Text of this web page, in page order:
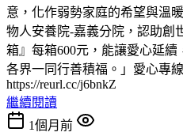
意，化作弱勢家庭的希望與溫
物人安養院-嘉義分院，認助創
箱』每箱600元，能讓愛心延
各界一同行善積福。」愛心專
https://reurl.cc/j6bnkZ
繼續閱讀
1個月前